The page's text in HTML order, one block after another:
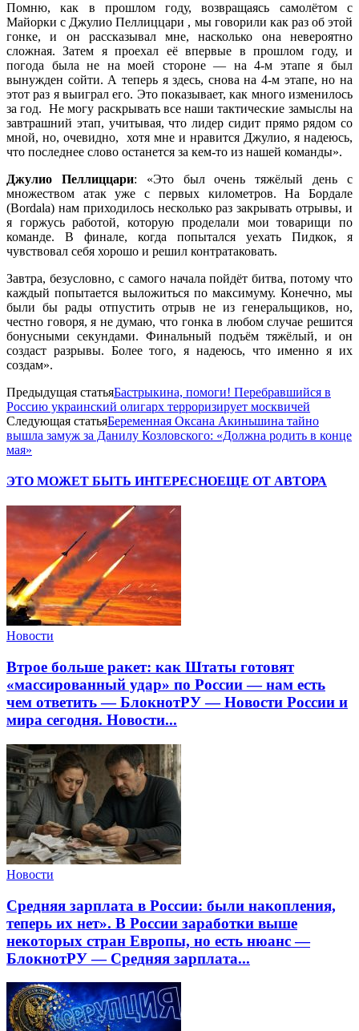
Помню, как в прошлом году, возвращаясь самолётом с
Майорки с Джулио Пеллиццари , мы говорили как раз об этой
гонке, и он рассказывал мне, насколько она невероятно
сложная. Затем я проехал её впервые в прошлом году, и
погода была не на моей стороне — на 4-м этапе я был
вынужден сойти. А теперь я здесь, снова на 4-м этапе, но на
этот раз я выиграл его. Это показывает, как много изменилось
за год. Не могу раскрывать все наши тактические замыслы на
завтрашний этап, учитывая, что лидер сидит прямо рядом со
мной, но, очевидно, хотя мне и нравится Джулио, я надеюсь,
что последнее слово останется за кем-то из нашей команды».
Джулио Пеллиццари: «Это был очень тяжёлый день с
множеством атак уже с первых километров. На Бордале
(Bordala) нам приходилось несколько раз закрывать отрывы, и
я горжусь работой, которую проделали мои товарищи по
команде. В финале, когда попытался уехать Пидкок, я
чувствовал себя хорошо и решил контратаковать.
Завтра, безусловно, с самого начала пойдёт битва, потому что
каждый попытается выложиться по максимуму. Конечно, мы
были бы рады отпустить отрыв не из генеральщиков, но,
честно говоря, я не думаю, что гонка в любом случае решится
бонусными секундами. Финальный подъём тяжёлый, и он
создаст разрывы. Более того, я надеюсь, что именно я их
создам».
Предыдущая статьяБастрыкина, помоги! Перебравшийся в
Россию украинский олигарх терроризирует москвичей
Следующая статьяБеременная Оксана Акиньшина тайно
вышла замуж за Данилу Козловского: «Должна родить в конце
мая»
ЭТО МОЖЕТ БЫТЬ ИНТЕРЕСНОЕЩЕ ОТ АВТОРА
Новости
Втрое больше ракет: как Штаты готовят
«массированный удар» по России — нам есть
чем ответить — БлокнотРУ — Новости России и
мира сегодня. Новости...
Новости
Средняя зарплата в России: были накопления,
теперь их нет». В России заработки выше
некоторых стран Европы, но есть нюанс —
БлокнотРУ — Средняя зарплата...